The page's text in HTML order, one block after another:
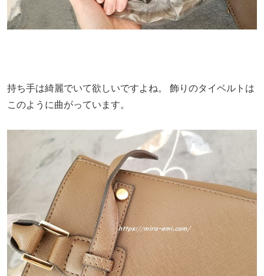
持ち手は綺麗でいて欲しいですよね。
飾りのタイベルトは
このように曲がっています。